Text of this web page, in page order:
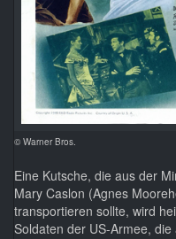
© Warner Bros.
Eine Kutsche, die aus der
Mary Caslon (Agnes
transportieren sollte, wird
Soldaten der US-Armee,